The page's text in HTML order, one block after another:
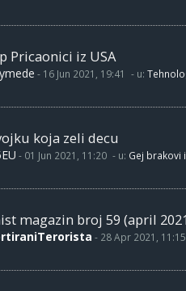
Pricaonici iz USA
- 16 Jun 2021, 19:41 - u:
koja zeli decu
- 01 Jun 2021, 11:20 - u: Gej brakovi
magazin broj 59 (april
- 28 Apr 2021, 11:15